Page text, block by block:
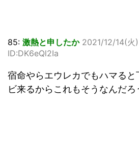
85: 激熱と申したか 2021/12/14(火)
ID:DK6eQl2Ia
宿命やらエウレカでもハマる
ビ来るからこれもそうなんだろ